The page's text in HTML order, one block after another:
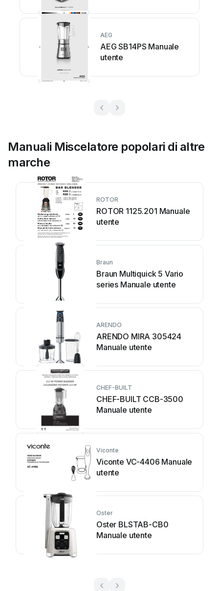
AEG
AEG SB14PS Manuale
utente
Manuali Miscelatore popolari di altre
marche
ROTOR
ROTOR 1125.201 Manuale
utente
Braun
Braun Multiquick 5 Vario
series Manuale utente
ARENDO
ARENDO MIRA 305424
Manuale utente
CHEF-BUILT
CHEF-BUILT CCB-3500
Manuale utente
Viconte
Viconte VC-4406 Manuale
utente
Oster
Oster BLSTAB-CB0
Manuale utente